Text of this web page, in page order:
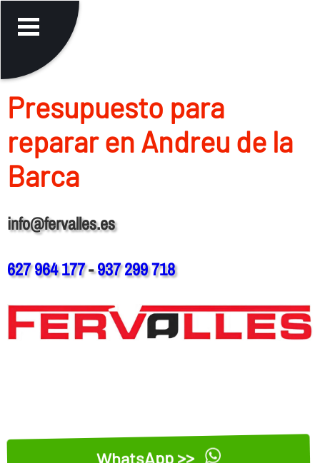
Presupuesto para
reparar en Andreu de la
Barca
info@fervalles.es
627 964 177-937 299 718
WhatsApp >>